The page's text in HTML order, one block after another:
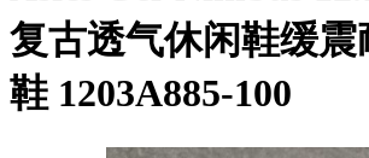
复古透气休闲鞋缓震
鞋 1203A885-100